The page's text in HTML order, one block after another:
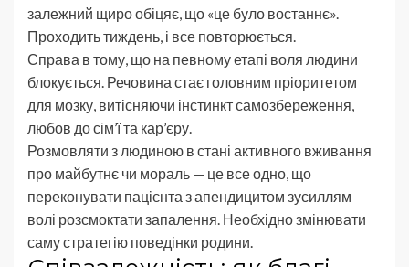
залежний щиро обіцяє, що «це було востаннє».
Проходить тиждень, і все повторюється.
Справа в тому, що на певному етапі воля людини
блокується. Речовина стає головним пріоритетом
для мозку, витісняючи інстинкт самозбереження,
любов до сім’ї та кар’єру.
Розмовляти з людиною в стані активного вживання
про майбутнє чи мораль — це все одно, що
переконувати пацієнта з апендицитом зусиллям
волі розсмоктати запалення. Необхідно змінювати
саму стратегію поведінки родини.